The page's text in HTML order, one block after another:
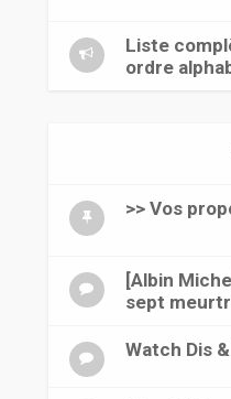
Liste
ordre
>> Vos
[Albin
sept
Watch Dis